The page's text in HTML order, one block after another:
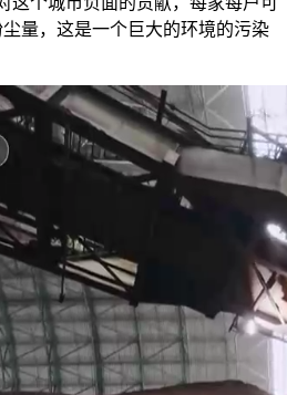
量，这是一个巨大的环境的污染